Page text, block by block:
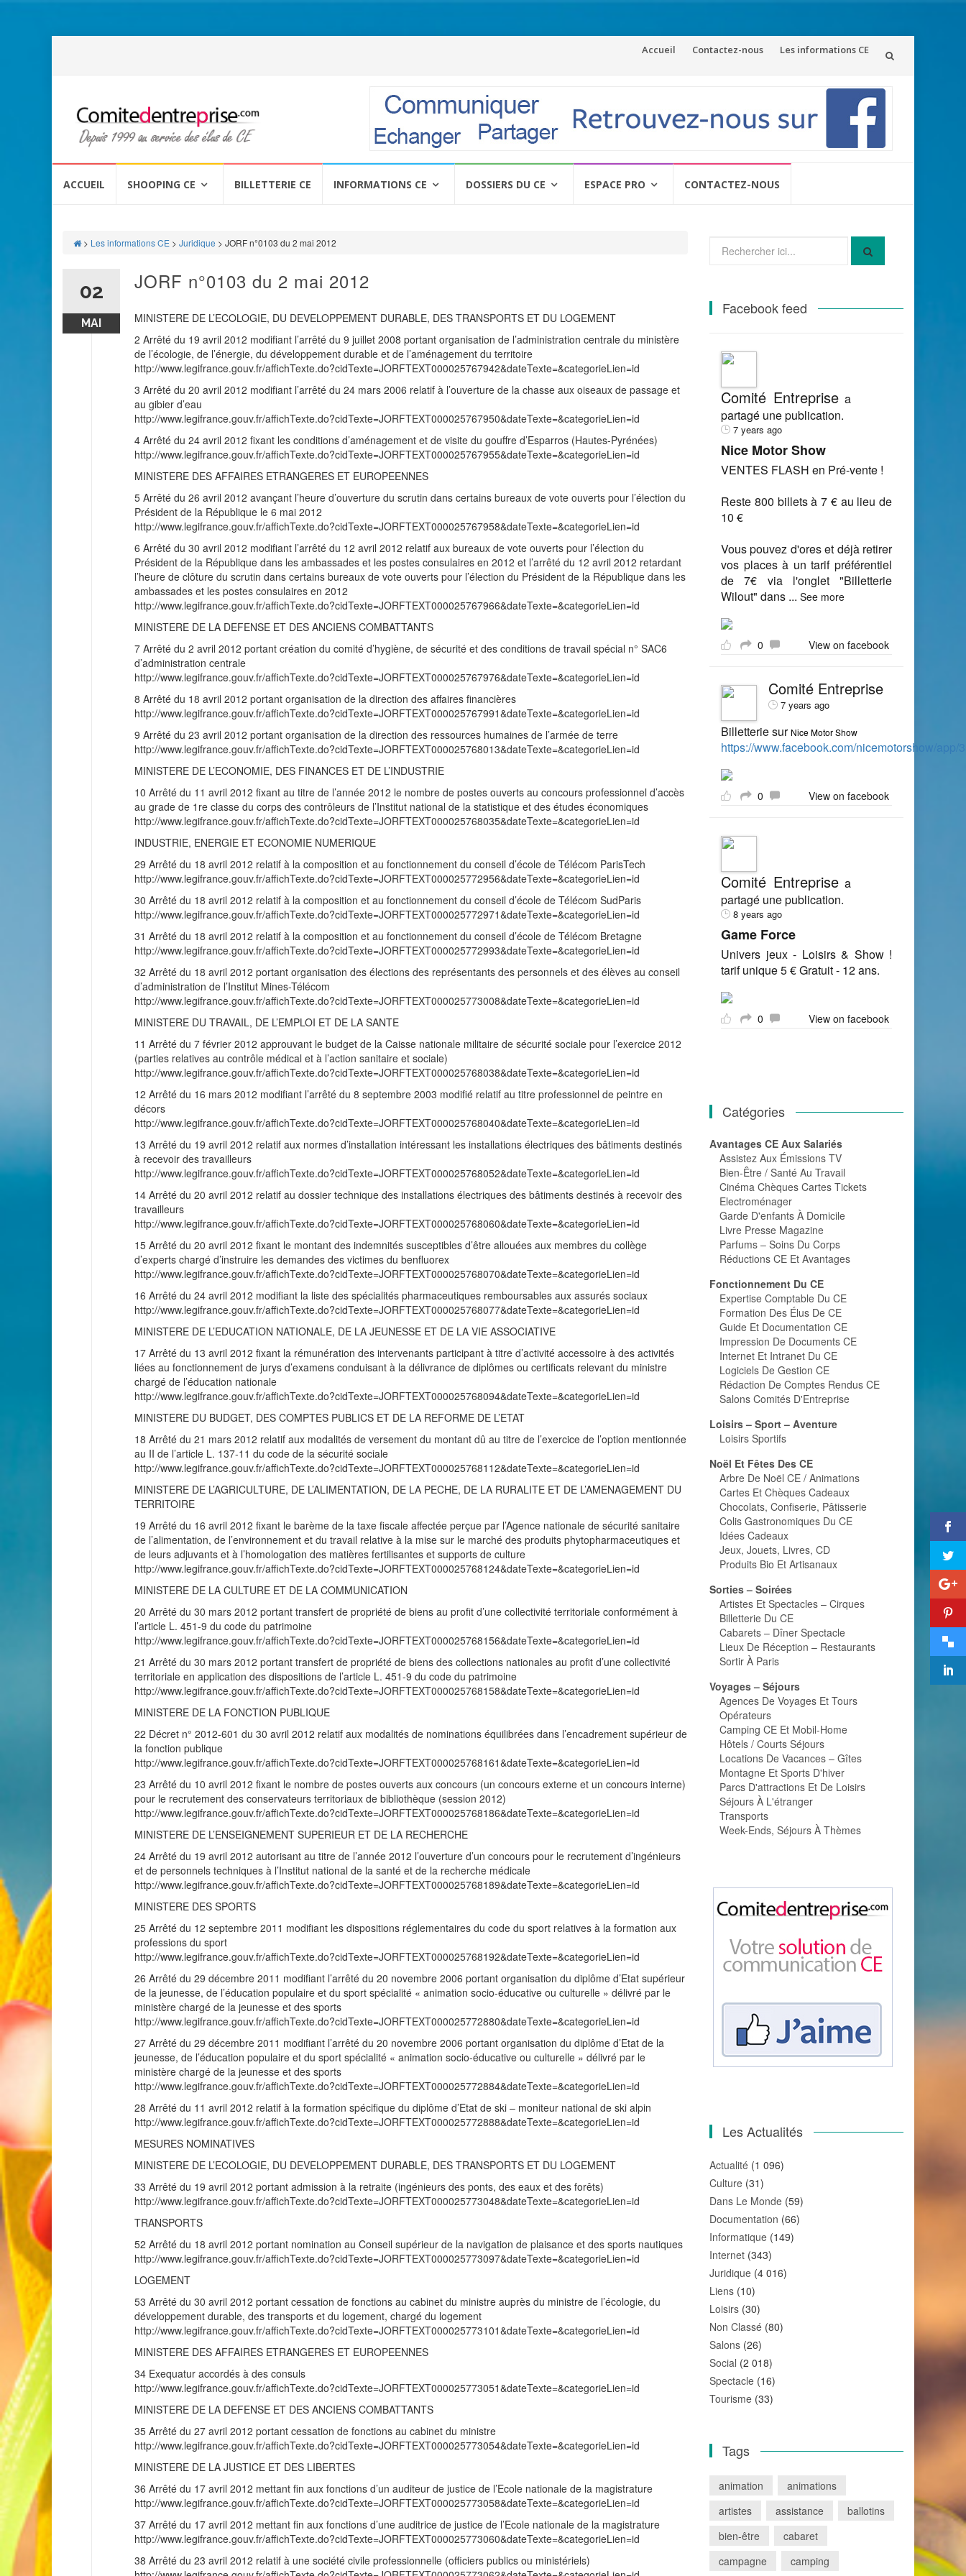
Aller
Accueil Contactez-nous Les informations CE
ACCUEIL SHOOPING CE BILLETTERIE CE INFORMATIONS CE DOSSIERS DU CE ESPACE PRO CONTACTEZ-NOUS
> Les informations CE > Juridique > JORF n°0103 du 2 mai 2012
02
MAI
JORF n°0103 du 2 mai 2012
MINISTERE DE L’ECOLOGIE, DU DEVELOPPEMENT DURABLE, DES TRANSPORTS ET DU LOGEMENT
2 Arrêté du 19 avril 2012 modifiant l’arrêté du 9 juillet 2008 portant organisation de l’administration centrale du ministère
de l’écologie, de l’énergie, du développement durable et de l’aménagement du territoire
http://www.legifrance.gouv.fr/affichTexte.do?cidTexte=JORFTEXT000025767942&dateTexte=&categorieLien=id
3 Arrêté du 20 avril 2012 modifiant l’arrêté du 24 mars 2006 relatif à l’ouverture de la chasse aux oiseaux de passage et
au gibier d’eau
http://www.legifrance.gouv.fr/affichTexte.do?cidTexte=JORFTEXT000025767950&dateTexte=&categorieLien=id
4 Arrêté du 24 avril 2012 fixant les conditions d’aménagement et de visite du gouffre d’Esparros (Hautes-Pyrénées)
http://www.legifrance.gouv.fr/affichTexte.do?cidTexte=JORFTEXT000025767955&dateTexte=&categorieLien=id
MINISTERE DES AFFAIRES ETRANGERES ET EUROPEENNES
5 Arrêté du 26 avril 2012 avançant l’heure d’ouverture du scrutin dans certains bureaux de vote ouverts pour l’élection du
Président de la République le 6 mai 2012
http://www.legifrance.gouv.fr/affichTexte.do?cidTexte=JORFTEXT000025767958&dateTexte=&categorieLien=id
6 Arrêté du 30 avril 2012 modifiant l’arrêté du 12 avril 2012 relatif aux bureaux de vote ouverts pour l’élection du
Président de la République dans les ambassades et les postes consulaires en 2012 et l’arrêté du 12 avril 2012 retardant
l’heure de clôture du scrutin dans certains bureaux de vote ouverts pour l’élection du Président de la République dans les
ambassades et les postes consulaires en 2012
http://www.legifrance.gouv.fr/affichTexte.do?cidTexte=JORFTEXT000025767966&dateTexte=&categorieLien=id
MINISTERE DE LA DEFENSE ET DES ANCIENS COMBATTANTS
7 Arrêté du 2 avril 2012 portant création du comité d’hygiène, de sécurité et des conditions de travail spécial n° SAC6
d’administration centrale
http://www.legifrance.gouv.fr/affichTexte.do?cidTexte=JORFTEXT000025767976&dateTexte=&categorieLien=id
8 Arrêté du 18 avril 2012 portant organisation de la direction des affaires financières
http://www.legifrance.gouv.fr/affichTexte.do?cidTexte=JORFTEXT000025767991&dateTexte=&categorieLien=id
9 Arrêté du 23 avril 2012 portant organisation de la direction des ressources humaines de l’armée de terre
http://www.legifrance.gouv.fr/affichTexte.do?cidTexte=JORFTEXT000025768013&dateTexte=&categorieLien=id
MINISTERE DE L’ECONOMIE, DES FINANCES ET DE L’INDUSTRIE
10 Arrêté du 11 avril 2012 fixant au titre de l’année 2012 le nombre de postes ouverts au concours professionnel d’accès
au grade de 1re classe du corps des contrôleurs de l’Institut national de la statistique et des études économiques
http://www.legifrance.gouv.fr/affichTexte.do?cidTexte=JORFTEXT000025768035&dateTexte=&categorieLien=id
INDUSTRIE, ENERGIE ET ECONOMIE NUMERIQUE
29 Arrêté du 18 avril 2012 relatif à la composition et au fonctionnement du conseil d’école de Télécom ParisTech
http://www.legifrance.gouv.fr/affichTexte.do?cidTexte=JORFTEXT000025772956&dateTexte=&categorieLien=id
30 Arrêté du 18 avril 2012 relatif à la composition et au fonctionnement du conseil d’école de Télécom SudParis
http://www.legifrance.gouv.fr/affichTexte.do?cidTexte=JORFTEXT000025772971&dateTexte=&categorieLien=id
31 Arrêté du 18 avril 2012 relatif à la composition et au fonctionnement du conseil d’école de Télécom Bretagne
http://www.legifrance.gouv.fr/affichTexte.do?cidTexte=JORFTEXT000025772993&dateTexte=&categorieLien=id
32 Arrêté du 18 avril 2012 portant organisation des élections des représentants des personnels et des élèves au conseil
d’administration de l’Institut Mines-Télécom
http://www.legifrance.gouv.fr/affichTexte.do?cidTexte=JORFTEXT000025773008&dateTexte=&categorieLien=id
MINISTERE DU TRAVAIL, DE L’EMPLOI ET DE LA SANTE
11 Arrêté du 7 février 2012 approuvant le budget de la Caisse nationale militaire de sécurité sociale pour l’exercice 2012
(parties relatives au contrôle médical et à l’action sanitaire et sociale)
http://www.legifrance.gouv.fr/affichTexte.do?cidTexte=JORFTEXT000025768038&dateTexte=&categorieLien=id
12 Arrêté du 16 mars 2012 modifiant l’arrêté du 8 septembre 2003 modifié relatif au titre professionnel de peintre en
décors
http://www.legifrance.gouv.fr/affichTexte.do?cidTexte=JORFTEXT000025768040&dateTexte=&categorieLien=id
13 Arrêté du 19 avril 2012 relatif aux normes d’installation intéressant les installations électriques des bâtiments destinés
à recevoir des travailleurs
http://www.legifrance.gouv.fr/affichTexte.do?cidTexte=JORFTEXT000025768052&dateTexte=&categorieLien=id
14 Arrêté du 20 avril 2012 relatif au dossier technique des installations électriques des bâtiments destinés à recevoir des
travailleurs
http://www.legifrance.gouv.fr/affichTexte.do?cidTexte=JORFTEXT000025768060&dateTexte=&categorieLien=id
15 Arrêté du 20 avril 2012 fixant le montant des indemnités susceptibles d’être allouées aux membres du collège
d’experts chargé d’instruire les demandes des victimes du benfluorex
http://www.legifrance.gouv.fr/affichTexte.do?cidTexte=JORFTEXT000025768070&dateTexte=&categorieLien=id
16 Arrêté du 24 avril 2012 modifiant la liste des spécialités pharmaceutiques remboursables aux assurés sociaux
http://www.legifrance.gouv.fr/affichTexte.do?cidTexte=JORFTEXT000025768077&dateTexte=&categorieLien=id
MINISTERE DE L’EDUCATION NATIONALE, DE LA JEUNESSE ET DE LA VIE ASSOCIATIVE
17 Arrêté du 13 avril 2012 fixant la rémunération des intervenants participant à titre d’activité accessoire à des activités
liées au fonctionnement de jurys d’examens conduisant à la délivrance de diplômes ou certificats relevant du ministre
chargé de l’éducation nationale
http://www.legifrance.gouv.fr/affichTexte.do?cidTexte=JORFTEXT000025768094&dateTexte=&categorieLien=id
MINISTERE DU BUDGET, DES COMPTES PUBLICS ET DE LA REFORME DE L’ETAT
18 Arrêté du 21 mars 2012 relatif aux modalités de versement du montant dû au titre de l’exercice de l’option mentionnée
au II de l’article L. 137-11 du code de la sécurité sociale
http://www.legifrance.gouv.fr/affichTexte.do?cidTexte=JORFTEXT000025768112&dateTexte=&categorieLien=id
MINISTERE DE L’AGRICULTURE, DE L’ALIMENTATION, DE LA PECHE, DE LA RURALITE ET DE L’AMENAGEMENT DU
TERRITOIRE
19 Arrêté du 16 avril 2012 fixant le barème de la taxe fiscale affectée perçue par l’Agence nationale de sécurité sanitaire
de l’alimentation, de l’environnement et du travail relative à la mise sur le marché des produits phytopharmaceutiques et
de leurs adjuvants et à l’homologation des matières fertilisantes et supports de culture
http://www.legifrance.gouv.fr/affichTexte.do?cidTexte=JORFTEXT000025768124&dateTexte=&categorieLien=id
MINISTERE DE LA CULTURE ET DE LA COMMUNICATION
20 Arrêté du 30 mars 2012 portant transfert de propriété de biens au profit d’une collectivité territoriale conformément à
l’article L. 451-9 du code du patrimoine
http://www.legifrance.gouv.fr/affichTexte.do?cidTexte=JORFTEXT000025768156&dateTexte=&categorieLien=id
21 Arrêté du 30 mars 2012 portant transfert de propriété de biens des collections nationales au profit d’une collectivité
territoriale en application des dispositions de l’article L. 451-9 du code du patrimoine
http://www.legifrance.gouv.fr/affichTexte.do?cidTexte=JORFTEXT000025768158&dateTexte=&categorieLien=id
MINISTERE DE LA FONCTION PUBLIQUE
22 Décret n° 2012-601 du 30 avril 2012 relatif aux modalités de nominations équilibrées dans l’encadrement supérieur de
la fonction publique
http://www.legifrance.gouv.fr/affichTexte.do?cidTexte=JORFTEXT000025768161&dateTexte=&categorieLien=id
23 Arrêté du 10 avril 2012 fixant le nombre de postes ouverts aux concours (un concours externe et un concours interne)
pour le recrutement des conservateurs territoriaux de bibliothèque (session 2012)
http://www.legifrance.gouv.fr/affichTexte.do?cidTexte=JORFTEXT000025768186&dateTexte=&categorieLien=id
MINISTERE DE L’ENSEIGNEMENT SUPERIEUR ET DE LA RECHERCHE
24 Arrêté du 19 avril 2012 autorisant au titre de l’année 2012 l’ouverture d’un concours pour le recrutement d’ingénieurs
et de personnels techniques à l’Institut national de la santé et de la recherche médicale
http://www.legifrance.gouv.fr/affichTexte.do?cidTexte=JORFTEXT000025768189&dateTexte=&categorieLien=id
MINISTERE DES SPORTS
25 Arrêté du 12 septembre 2011 modifiant les dispositions réglementaires du code du sport relatives à la formation aux
professions du sport
http://www.legifrance.gouv.fr/affichTexte.do?cidTexte=JORFTEXT000025768192&dateTexte=&categorieLien=id
26 Arrêté du 29 décembre 2011 modifiant l’arrêté du 20 novembre 2006 portant organisation du diplôme d’Etat supérieur
de la jeunesse, de l’éducation populaire et du sport spécialité « animation socio-éducative ou culturelle » délivré par le
ministère chargé de la jeunesse et des sports
http://www.legifrance.gouv.fr/affichTexte.do?cidTexte=JORFTEXT000025772880&dateTexte=&categorieLien=id
27 Arrêté du 29 décembre 2011 modifiant l’arrêté du 20 novembre 2006 portant organisation du diplôme d’Etat de la
jeunesse, de l’éducation populaire et du sport spécialité « animation socio-éducative ou culturelle » délivré par le
ministère chargé de la jeunesse et des sports
http://www.legifrance.gouv.fr/affichTexte.do?cidTexte=JORFTEXT000025772884&dateTexte=&categorieLien=id
28 Arrêté du 11 avril 2012 relatif à la formation spécifique du diplôme d’Etat de ski – moniteur national de ski alpin
http://www.legifrance.gouv.fr/affichTexte.do?cidTexte=JORFTEXT000025772888&dateTexte=&categorieLien=id
MESURES NOMINATIVES
MINISTERE DE L’ECOLOGIE, DU DEVELOPPEMENT DURABLE, DES TRANSPORTS ET DU LOGEMENT
33 Arrêté du 19 avril 2012 portant admission à la retraite (ingénieurs des ponts, des eaux et des forêts)
http://www.legifrance.gouv.fr/affichTexte.do?cidTexte=JORFTEXT000025773048&dateTexte=&categorieLien=id
TRANSPORTS
52 Arrêté du 18 avril 2012 portant nomination au Conseil supérieur de la navigation de plaisance et des sports nautiques
http://www.legifrance.gouv.fr/affichTexte.do?cidTexte=JORFTEXT000025773097&dateTexte=&categorieLien=id
LOGEMENT
53 Arrêté du 30 avril 2012 portant cessation de fonctions au cabinet du ministre auprès du ministre de l’écologie, du
développement durable, des transports et du logement, chargé du logement
http://www.legifrance.gouv.fr/affichTexte.do?cidTexte=JORFTEXT000025773101&dateTexte=&categorieLien=id
MINISTERE DES AFFAIRES ETRANGERES ET EUROPEENNES
34 Exequatur accordés à des consuls
http://www.legifrance.gouv.fr/affichTexte.do?cidTexte=JORFTEXT000025773051&dateTexte=&categorieLien=id
MINISTERE DE LA DEFENSE ET DES ANCIENS COMBATTANTS
35 Arrêté du 27 avril 2012 portant cessation de fonctions au cabinet du ministre
http://www.legifrance.gouv.fr/affichTexte.do?cidTexte=JORFTEXT000025773054&dateTexte=&categorieLien=id
MINISTERE DE LA JUSTICE ET DES LIBERTES
36 Arrêté du 17 avril 2012 mettant fin aux fonctions d’un auditeur de justice de l’Ecole nationale de la magistrature
http://www.legifrance.gouv.fr/affichTexte.do?cidTexte=JORFTEXT000025773058&dateTexte=&categorieLien=id
37 Arrêté du 17 avril 2012 mettant fin aux fonctions d’une auditrice de justice de l’Ecole nationale de la magistrature
http://www.legifrance.gouv.fr/affichTexte.do?cidTexte=JORFTEXT000025773060&dateTexte=&categorieLien=id
38 Arrêté du 23 avril 2012 relatif à une société civile professionnelle (officiers publics ou ministériels)
pour
Facebook feed
Comité Entreprisea
partagé une publication.
7 years ago
Nice Motor Show
VENTES FLASH en Pré-vente !
Reste 800 billets à 7 € au lieu de
10 €
Vous pouvez d'ores et déjà retirer
vos places à un tarif préférentiel
de 7€ via l'onglet "Billetterie
Wilout" dans ... See more
0 View on facebook
Comité Entreprise
7 years ago
Billetterie sur Nice Motor Show
https://www.facebook.com/nicemotorshow/app/
0 View on facebook
Comité Entreprisea
partagé une publication.
8 years ago
Game Force
Univers jeux - Loisirs & Show !
tarif unique 5 € Gratuit - 12 ans.
0 View on facebook
Catégories
Avantages CE Aux Salariés
Assistez Aux Émissions TV
Bien-Être / Santé Au Travail
Cinéma Chèques Cartes Tickets
Electroménager
Garde D'enfants À Domicile
Livre Presse Magazine
Parfums – Soins Du Corps
Réductions CE Et Avantages
Fonctionnement Du CE
Expertise Comptable Du CE
Formation Des Élus De CE
Guide Et Documentation CE
Impression De Documents CE
Internet Et Intranet Du CE
Logiciels De Gestion CE
Rédaction De Comptes Rendus CE
Salons Comités D'Entreprise
Loisirs – Sport – Aventure
Loisirs Sportifs
Noël Et Fêtes Des CE
Arbre De Noël CE / Animations
Cartes Et Chèques Cadeaux
Chocolats, Confiserie, Pâtisserie
Colis Gastronomiques Du CE
Idées Cadeaux
Jeux, Jouets, Livres, CD
Produits Bio Et Artisanaux
Sorties – Soirées
Artistes Et Spectacles – Cirques
Billetterie Du CE
Cabarets – Dîner Spectacle
Lieux De Réception – Restaurants
Sortir À Paris
Voyages – Séjours
Agences De Voyages Et Tours
Opérateurs
Camping CE Et Mobil-Home
Hôtels / Courts Séjours
Locations De Vacances – Gîtes
Montagne Et Sports D'hiver
Parcs D'attractions Et De Loisirs
Séjours À L'étranger
Transports
Week-Ends, Séjours À Thèmes
Les Actualités
Actualité (1 096)
Culture (31)
Dans Le Monde (59)
Documentation (66)
Informatique (149)
Internet (343)
Juridique (4 016)
Liens (10)
Loisirs (30)
Non Classé (80)
Salons (26)
Social (2 018)
Spectacle (16)
Tourisme (33)
Tags
animation
animations
artistes
assistance
ballotins
bien-être
cabaret
campagne
camping